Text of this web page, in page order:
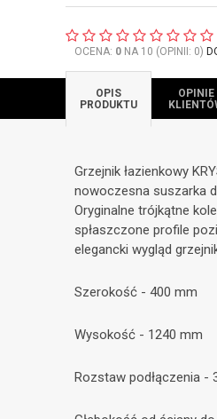
OCENA: 0 NA 10 (OPINII: 0)
OPIS
PRODUKTU
OPINIE
Grzejnik łazienkowy
nowoczesna suszarka
Oryginalne trójkątne
spłaszczone profile
elegancki wygląd
Szerokość - 400 mm
Wysokość - 1240 mm
Rozstaw podłączenia -